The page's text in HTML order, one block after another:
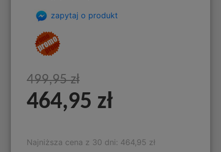
zapytaj o produkt
499,95 zł
464,95 zł
Najniższa cena z 30 dni: 464,95 zł